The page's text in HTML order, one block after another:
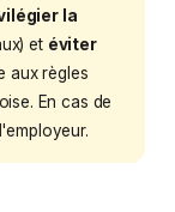
la
et éviter
aux règles
En cas de